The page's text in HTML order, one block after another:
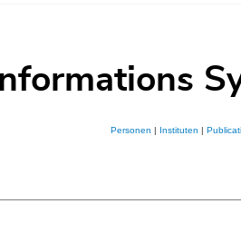
Personen Instituten